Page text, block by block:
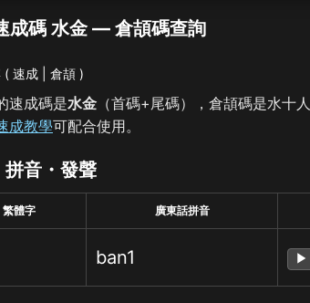
成碼 水金 — 倉頡碼查詢
( 速成 | 倉頡 )
速成碼是水金 （首碼+尾碼），倉頡碼是水十
成教學可配合使用。
拼音・發聲
繁體字 廣東話拼音
ban1 ▶